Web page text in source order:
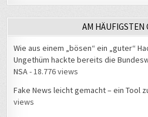
AM HÄUFIGSTEN
Wie aus einem „bösen“ ein „guter“
Ungethüm hackte bereits die
NSA- 18.776 views
Fake News leicht gemacht – ein Tool
views